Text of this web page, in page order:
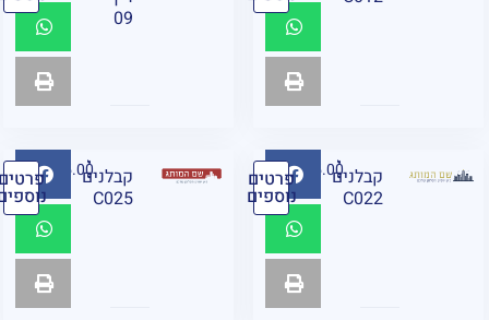
09
קבלנים
C022
₪ 95.00 פרטים
נוספים
קבלנים
C025
₪ 95.00 פרטים
נוספים